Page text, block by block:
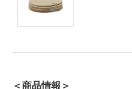
＜商品情報＞